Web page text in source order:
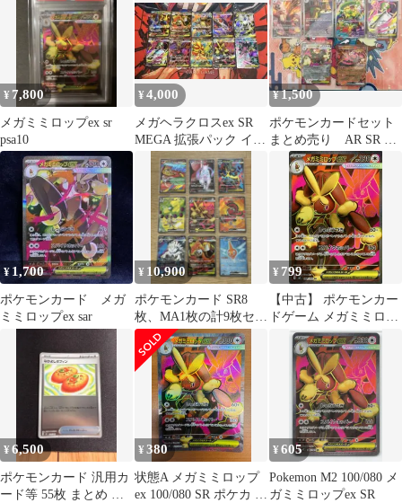
¥ 7,800
メガミミロップex sr
psa10
¥4,000
メガヘラクロスex SR
MEGA 拡張パック イン
フェルノX 093/080
¥1,500
ポケモンカードセット
まとめ売り AR SR RR
セット
¥ 1,700
ポケモンカード メガ
ミミロップex sar
¥ 10,900
ポケモンカード SR8
枚、MA1枚の計9枚セッ
ト
¥ 799
【中古】 ポケモンカー
ドゲーム メガミミロッ
プex M2 M2 100/080 SR
¥6,500
ポケモンカード 汎用カ
ード等 55枚 まとめ セ
¥380
状態A メガミミロップ
ex 100/080 SR ポケカ ポ
¥605
Pokemon M2 100/080 メ
ガミミロップex SR